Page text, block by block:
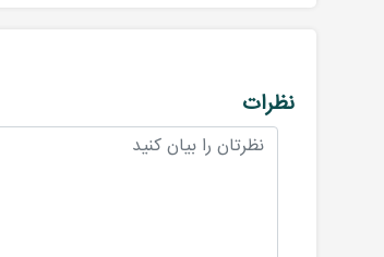
نظرات